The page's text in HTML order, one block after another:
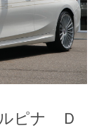
ルピナ Ｄ